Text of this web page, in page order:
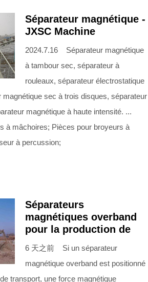
Séparateur magnétique -
JXSC Machine
2024.7.16 Séparateur magnétique
à tambour sec, séparateur à
rouleaux, séparateur électrostatique
sec à trois disques, séparateur
magnétique à haute intensité. ...
à mâchoires; Pièces pour broyeurs à
à percussion;
Séparateurs
magnétiques overband
pour la production de
6 天之前 Si un séparateur
magnétique overband est positionné
transport, une force magnétique